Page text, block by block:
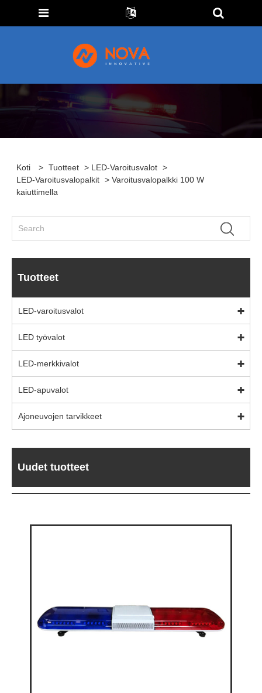
Koti > Tuotteet > LED-Varoitusvalot >
LED-Varoitusvalopalkit > Varoitusvalopalkki 100 W
kaiuttimella
Tuotteet
LED-varoitusvalot
LED työvalot
LED-merkkivalot
LED-apuvalot
Ajoneuvojen tarvikkeet
Uudet tuotteet